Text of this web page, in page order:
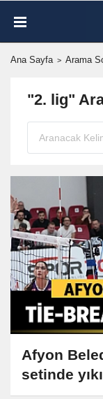
Ana Sayfa Arama
"2. lig"
Afyon
setinde